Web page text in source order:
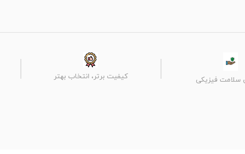
سلامت فیزیکی کیفیت برتر، انتخاب بهتر